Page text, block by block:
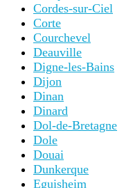
Cordes-sur-Ciel
Corte
Courchevel
Deauville
Digne-les-Bains
Dijon
Dinan
Dinard
Dol-de-Bretagne
Dole
Douai
Dunkerque
Eguisheim